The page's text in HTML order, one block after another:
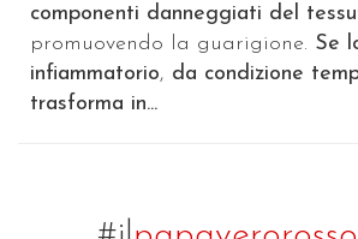
componenti danneggiati del
promuovendo la guarigione. Se
infiammatorio, da condizione
trasforma in...